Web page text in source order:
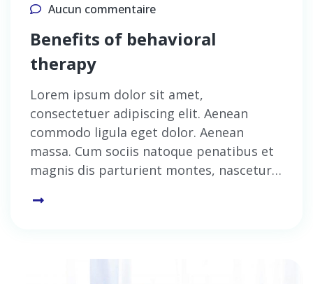
Aucun commentaire
Benefits of behavioral
therapy
Lorem ipsum dolor sit amet,
consectetuer adipiscing elit. Aenean
commodo ligula eget dolor. Aenean
massa. Cum sociis natoque penatibus et
magnis dis parturient montes, nascetur…